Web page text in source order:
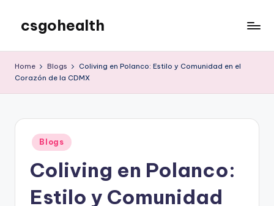
content
csgohealth
Home Blogs
Coliving en Polanco: Estilo y Comunidad en el
Corazón de la CDMX
Posted
in
Blogs
Coliving en Polanco:
Estilo y Comunidad